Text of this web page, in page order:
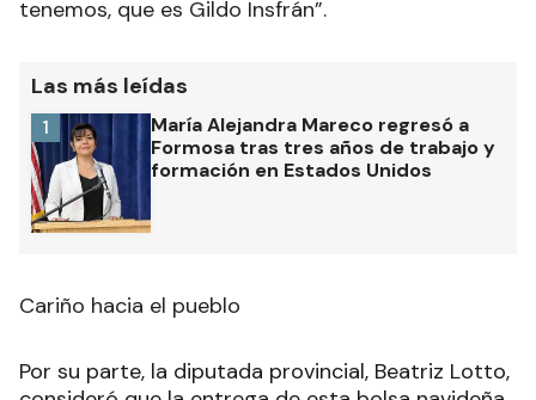
tenemos, que es Gildo Insfrán”.
Las más leídas
María Alejandra Mareco regresó a
Formosa tras tres años de trabajo y
formación en Estados Unidos
1
Cariño hacia el pueblo
Por su parte, la diputada provincial, Beatriz Lotto,